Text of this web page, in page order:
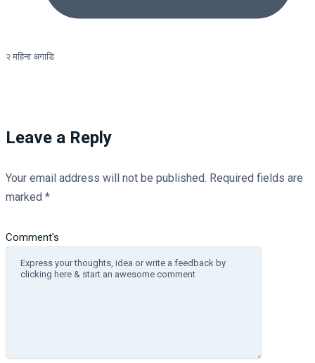
२ महिना अगाडि
Leave a Reply
Your email address will not be published. Required fields are
marked *
Comment's